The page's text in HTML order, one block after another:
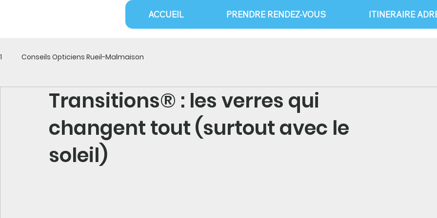
ACCUEIL PRENDRE RENDEZ-VOUS ITINERAIRE
1 Conseils Opticiens Rueil-Malmaison
Transitions® : les verres qui
changent tout (surtout avec le
soleil)